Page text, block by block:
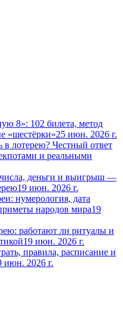
8»: 102 билета, метод
«шестёрки»25 июн. 2026 г.
лотерею? Честный ответ
и реальными
деньги и выигрыш —
19 июн. 2026 г.
нумерология, дата
народов мира19
работают ли ритуалы и
19 июн. 2026 г.
правила, расписание и
июн. 2026 г.